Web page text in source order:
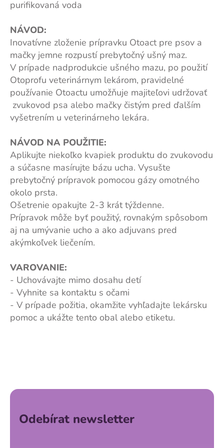
purifikovaná voda
NÁVOD:
Inovatívne zloženie prípravku Otoact pre psov a
mačky jemne rozpustí prebytočný ušný maz.
V prípade nadprodukcie ušného mazu, po použití
Otoprofu veterinárnym lekárom, pravidelné
používanie Otoactu umožňuje majiteľovi udržovať
zvukovod psa alebo mačky čistým pred ďalším
vyšetrením u veterinárneho lekára.
NÁVOD NA POUŽITIE:
Aplikujte niekoľko kvapiek produktu do zvukovodu
a súčasne masírujte bázu ucha. Vysušte
prebytočný prípravok pomocou gázy omotného
okolo prsta.
Ošetrenie opakujte 2-3 krát týždenne.
Prípravok môže byť použitý, rovnakým spôsobom
aj na umývanie ucho a ako adjuvans pred
akýmkoľvek liečením.
VAROVANIE:
- Uchovávajte mimo dosahu detí
- Vyhnite sa kontaktu s očami
- V prípade požitia, okamžite vyhľadajte lekársku
pomoc a ukážte tento obal alebo etiketu.
Odebírat newsletter